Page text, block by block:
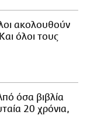
ακολουθούν
όλοι τους
όσα βιβλία
20 χρόνια,